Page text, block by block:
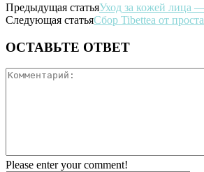
Предыдущая статьяУход за кожей лица
Следующая статьяСбор Tibettea от
ОСТАВЬТЕ ОТВЕТ
Please enter your comment!